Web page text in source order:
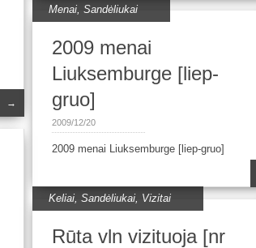
→
Menai,Sandėliukai
2009 menai
Liuksemburge [liep-
gruo]
2009/12/20
2009 menai Liuksemburge [liep-gruo]
Keliai,Sandėliukai, Vizitai
Rūta vln vizituoja [nr